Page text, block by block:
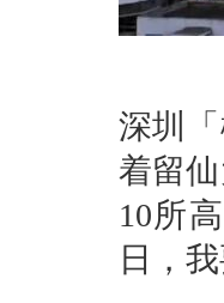
深圳
着留
10所
日，